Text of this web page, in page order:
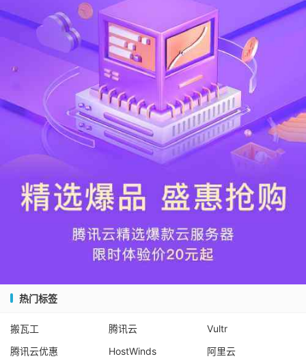
热门标签
搬瓦工 腾讯云
Vultr
腾讯云优惠
HostWinds 阿里云